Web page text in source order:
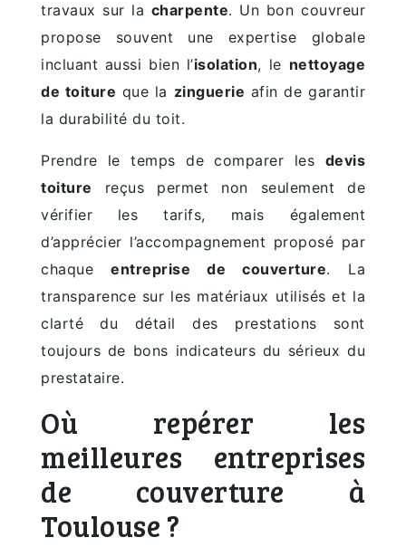
travaux sur la charpente. Un bon couvreur
propose souvent une expertise globale
incluant aussi bien l’isolation, le nettoyage
de toiture que la zinguerie afin de garantir
la durabilité du toit.
Prendre le temps de comparer les devis
toiture reçus permet non seulement de
vérifier les tarifs, mais également
d’apprécier l’accompagnement proposé par
chaqueentreprise de couverture. La
transparence sur les matériaux utilisés et la
clarté du détail des prestations sont
toujours de bons indicateurs du sérieux du
prestataire.
Où repérer les
meilleures entreprises
de couverture à
Toulouse ?